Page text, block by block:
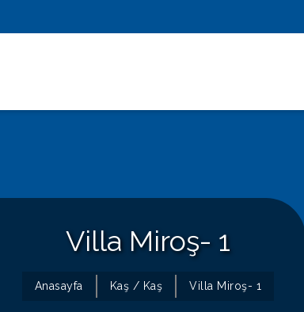
Villa Miroş- 1
Anasayfa Kaş / Kaş Villa Miroş- 1